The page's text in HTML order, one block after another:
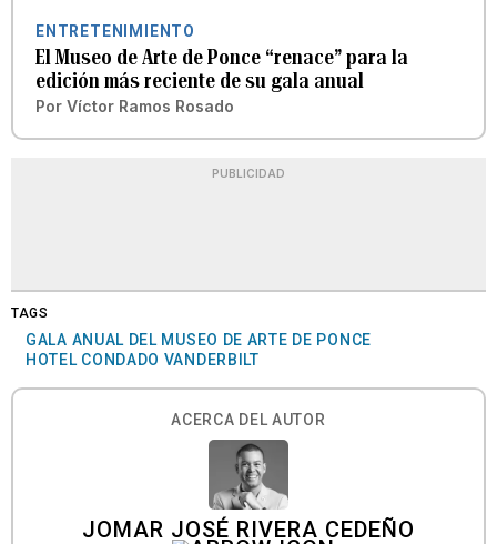
ENTRETENIMIENTO
El Museo de Arte de Ponce “renace” para la
edición más reciente de su gala anual
Por Víctor Ramos Rosado
PUBLICIDAD
TAGS
GALA ANUAL DEL MUSEO DE ARTE DE PONCE
HOTEL CONDADO VANDERBILT
ACERCA DEL AUTOR
JOMAR JOSÉ RIVERA CEDEÑO